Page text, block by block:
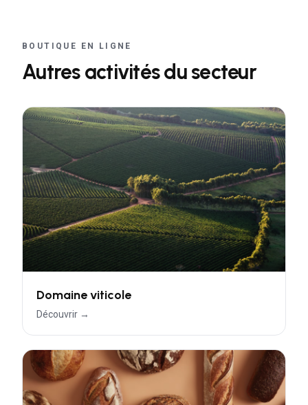
BOUTIQUE EN LIGNE
Autres activités du secteur
Domaine viticole
Découvrir →